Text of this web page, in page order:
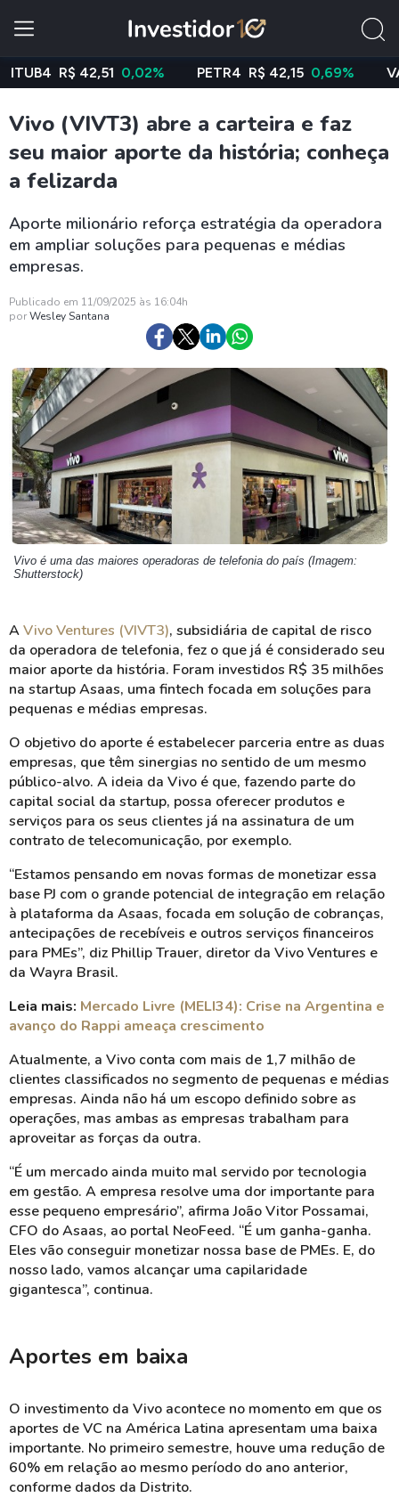
R$ 42,51 0,02% PETR4 R$ 42,15 0,69% VALE3
Vivo (VIVT3) abre a carteira e faz
seu maior aporte da história; conheça
a felizarda
Aporte milionário reforça estratégia da operadora
em ampliar soluções para pequenas e médias
empresas.
Publicado em 11/09/2025 às 16:04h
porWesley Santana
Vivo é uma das maiores operadoras de telefonia do país (Imagem:
Shutterstock)
AVivo Ventures (VIVT3), subsidiária de capital de risco
da operadora de telefonia, fez o que já é considerado seu
maior aporte da história. Foram investidos R$ 35 milhões
na startup Asaas, uma fintech focada em soluções para
pequenas e médias empresas.
O objetivo do aporte é estabelecer parceria entre as duas
empresas, que têm sinergias no sentido de um mesmo
público-alvo. A ideia da Vivo é que, fazendo parte do
capital social da startup, possa oferecer produtos e
serviços para os seus clientes já na assinatura de um
contrato de telecomunicação, por exemplo.
“Estamos pensando em novas formas de monetizar essa
base PJ com o grande potencial de integração em relação
à plataforma da Asaas, focada em solução de cobranças,
antecipações de recebíveis e outros serviços financeiros
para PMEs”, diz Phillip Trauer, diretor da Vivo Ventures e
da Wayra Brasil.
Leia mais: Mercado Livre (MELI34): Crise na Argentina e
avanço do Rappi ameaça crescimento
Atualmente, a Vivo conta com mais de 1,7 milhão de
clientes classificados no segmento de pequenas e médias
empresas. Ainda não há um escopo definido sobre as
operações, mas ambas as empresas trabalham para
aproveitar as forças da outra.
“É um mercado ainda muito mal servido por tecnologia
em gestão. A empresa resolve uma dor importante para
esse pequeno empresário”, afirma João Vitor Possamai,
CFO do Asaas, ao portal NeoFeed. “É um ganha-ganha.
Eles vão conseguir monetizar nossa base de PMEs. E, do
nosso lado, vamos alcançar uma capilaridade
gigantesca”, continua.
Aportes em baixa
O investimento da Vivo acontece no momento em que os
aportes de VC na América Latina apresentam uma baixa
importante. No primeiro semestre, houve uma redução de
60% em relação ao mesmo período do ano anterior,
conforme dados da Distrito.